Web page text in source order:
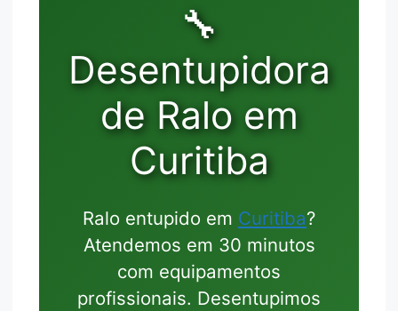
🔧
Desentupidora
de Ralo em
Curitiba
Ralo entupido em Curitiba?
Atendemos em 30 minutos
com equipamentos
profissionais. Desentupimos